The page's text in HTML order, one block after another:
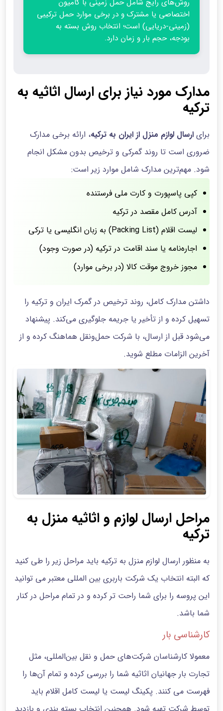
اختصاصی یا مشترک و در برخی موارد حمل ترکیبی
(زمینی-دریایی) است؛ انتخاب روش بسته به
بودجه، حجم بار و زمان دارد.
مدارک مورد نیاز برای ارسال اثاثیه به
ترکیه
برای ارسال لوازم منزل از ایران به ترکیه، ارائه برخی مدارک
ضروری است تا روند گمرکی و ترخیص بدون مشکل انجام
شود. مهم‌ترین مدارک شامل موارد زیر است:
کپی پاسپورت و کارت ملی فرستنده
آدرس کامل مقصد در ترکیه
لیست اقلام (Packing List) به زبان انگلیسی یا ترکی
اجاره‌نامه یا سند اقامت در ترکیه (در صورت وجود)
مجوز خروج موقت کالا (در برخی موارد)
داشتن مدارک کامل، روند ترخیص در گمرک ایران و ترکیه را
تسهیل کرده و از تأخیر یا جریمه جلوگیری می‌کند. پیشنهاد
می‌شود قبل از ارسال، با شرکت حمل‌ونقل هماهنگ کرده و از
آخرین الزامات مطلع شوید.
مراحل ارسال لوازم و اثاثیه منزل به
ترکیه
به منظور ارسال لوازم منزل به ترکیه باید مراحل زیر را طی کنید
که البته انتخاب یک شرکت باربری بین المللی معتبر می توانید
این پروسه را برای شما راحت تر کرده و در تمام مراحل در کنار
شما باشد.
کارشناسی بار
معمولا کارشناسان شرکت‌های حمل و نقل بین‌المللی، مثل
تجارت بار جهانیان اثاثیه شما را بررسی کرده و تمام آن‌ها را
فهرست می کنند. پکینگ لیست یا لیست کامل اقلام باید